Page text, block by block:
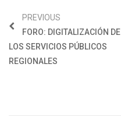
PREVIOUS
FORO: DIGITALIZACIÓN DE
LOS SERVICIOS PÚBLICOS
REGIONALES